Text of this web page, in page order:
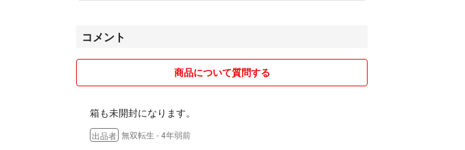
コメント
商品について質問する
箱も未開封になります。
出品者 無双転生 - 4年弱前